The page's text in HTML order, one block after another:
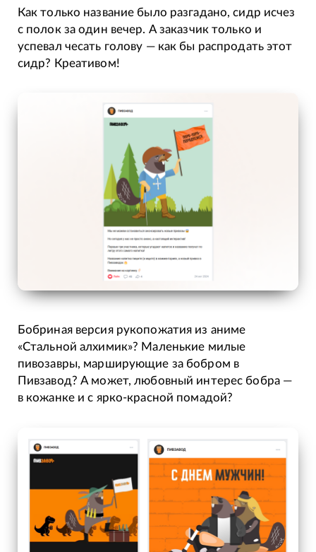
Как только название было разгадано, сидр исчез
с полок за один вечер. А заказчик только и
успевал чесать голову — как бы распродать этот
сидр? Креативом!
Бобриная версия рукопожатия из аниме
«Стальной алхимик»? Маленькие милые
пивозавры, марширующие за бобром в
Пивзавод? А может, любовный интерес бобра —
в кожанке и с ярко-красной помадой?